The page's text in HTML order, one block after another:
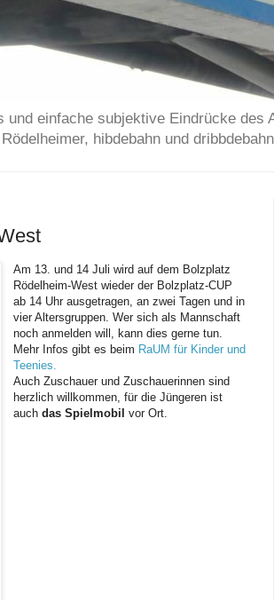
und einfache subjektive Eindrücke des
hibdebahn und
Am 13. und 14 Juli wird auf dem Bolzplatz
Rödelheim-West wieder der Bolzplatz-CUP
ab 14 Uhr ausgetragen, an zwei Tagen und in
vier Altersgruppen. Wer sich als Mannschaft
noch anmelden will, kann dies gerne tun.
Mehr Infos gibt es beim RaUM für Kinder und
Teenies.
Auch Zuschauer und Zuschauerinnen sind
herzlich willkommen, für die Jüngeren ist
auchdas Spielmobil vor Ort.